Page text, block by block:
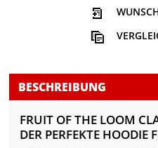
BESCHREIBUNG
FRUIT OF THE LOOM
DER PERFEKTE HOODIE